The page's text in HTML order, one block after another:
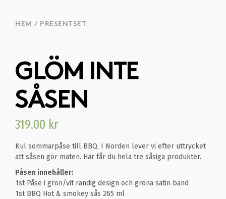
HEM / PRESENTSET
GLÖM INTE
SÅSEN
319.00 kr
Kul sommarpåse till BBQ. I Norden lever vi efter uttrycket
att såsen gör maten. Här får du hela tre såsiga produkter.
Påsen innehåller:
1st Påse i grön/vit randig design och gröna satin band
1st BBQ Hot & smokey sås 265 ml